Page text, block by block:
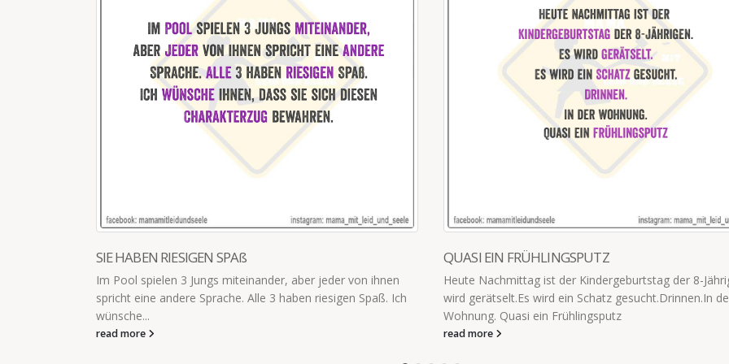
riesigen Spaß. Ich
QUASI EIN FRÜHLINGSPUTZ
Heute Nachmittag ist der Kindergeburtstag der 8-Jährigen. Es
wird gerätselt.Es wird ein Schatz gesucht.Drinnen.In der
Wohnung. Quasi ein Frühlingsputz
read more
10 FINGER
10 Finger. Jedes meiner Kinder hat zwei Hände
Fingern. Außer ich muss ihnen Handschuhe